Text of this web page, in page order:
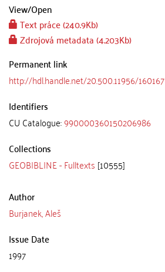
View/Open
Text práce (240.9Kb)
Zdrojová metadata (4.203Kb)
Permanent link
http://hdl.handle.net/20.500.11956/160167
Identifiers
CU Catalogue:990000360150206986
Collections
GEOBIBLINE - Fulltexts [10555]
Author
Burjanek, Aleš
Issue Date
1997